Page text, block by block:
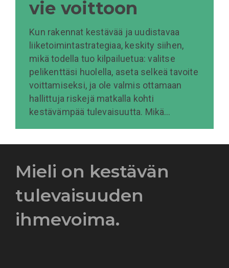
vie voittoon
Kun rakennat kestävää ja uudistavaa
liiketoimintastrategiaa, keskity siihen,
mikä todella tuo kilpailuetua: valitse
pelikenttäsi huolella, aseta selkeä tavoite
voittamiseksi, ja ole valmis ottamaan
hallittuja riskejä matkalla kohti
kestävämpää tulevaisuutta. Mikä…
Mieli on kestävän
tulevaisuuden
ihmevoima.